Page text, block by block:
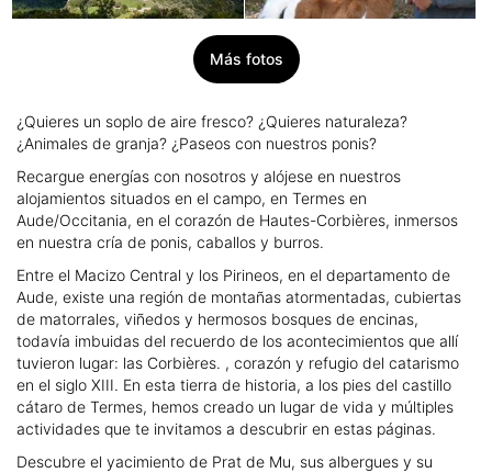
Más fotos
¿Quieres un soplo de aire fresco? ¿Quieres naturaleza?
¿Animales de granja? ¿Paseos con nuestros ponis?
Recargue energías con nosotros y alójese en nuestros
alojamientos situados en el campo, en Termes en
Aude/Occitania, en el corazón de Hautes-Corbières, inmersos
en nuestra cría de ponis, caballos y burros.
Entre el Macizo Central y los Pirineos, en el departamento de
Aude, existe una región de montañas atormentadas, cubiertas
de matorrales, viñedos y hermosos bosques de encinas,
todavía imbuidas del recuerdo de los acontecimientos que allí
tuvieron lugar: las Corbières. , corazón y refugio del catarismo
en el siglo XIII. En esta tierra de historia, a los pies del castillo
cátaro de Termes, hemos creado un lugar de vida y múltiples
actividades que te invitamos a descubrir en estas páginas.
Descubre el yacimiento de Prat de Mu, sus albergues y su